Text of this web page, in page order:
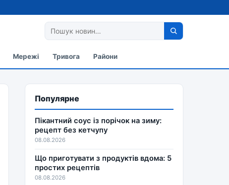
Мережі Тривога Райони
Популярне
Пікантний соус із порічок на зиму:
рецепт без кетчупу
08.08.2026
Що приготувати з продуктів вдома: 5
простих рецептів
08.08.2026